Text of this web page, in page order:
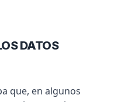
DATOS
que, en algunos